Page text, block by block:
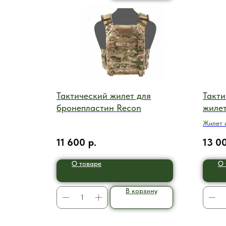
Тактический жилет для
бронепластин Recon
11 600 р.
О товаре
В корзину
Жилет
13
О